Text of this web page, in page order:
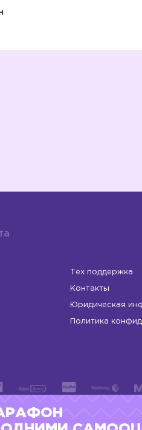
Тех поддержка
Контакты
Юридическая
Политика
Николаевна